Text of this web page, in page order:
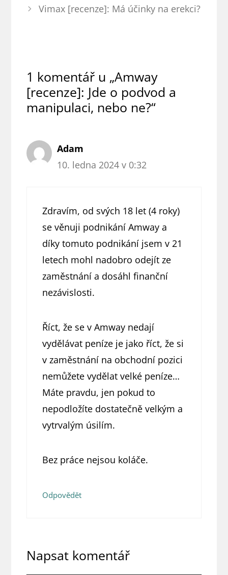
Vimax [recenze]: Má účinky na erekci?
1 komentář u „Amway
[recenze]: Jde o podvod a
manipulaci, nebo ne?“
Adam
10. ledna 2024 v 0:32
Zdravím, od svých 18 let (4 roky)
se věnuji podnikání Amway a
díky tomuto podnikání jsem v 21
letech mohl nadobro odejít ze
zaměstnání a dosáhl finanční
nezávislosti.
Říct, že se v Amway nedají
vydělávat peníze je jako říct, že si
v zaměstnání na obchodní pozici
nemůžete vydělat velké peníze…
Máte pravdu, jen pokud to
nepodložíte dostatečně velkým a
vytrvalým úsilím.
Bez práce nejsou koláče.
Odpovědět
Napsat komentář